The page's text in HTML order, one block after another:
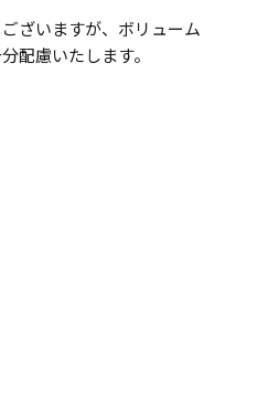
ざいますが、ボリューム
配慮いたします。